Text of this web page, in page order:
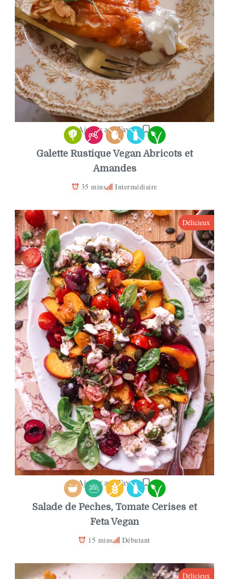
Ajouter aux Favoris
Galette Rustique Vegan Abricots et
Amandes
35 mins Intermédiaire
Ajouter aux Favoris
Délicieux
Salade de Pêches, Tomate Cerises et
Feta Vegan
15 mins Débutant
Délicieux